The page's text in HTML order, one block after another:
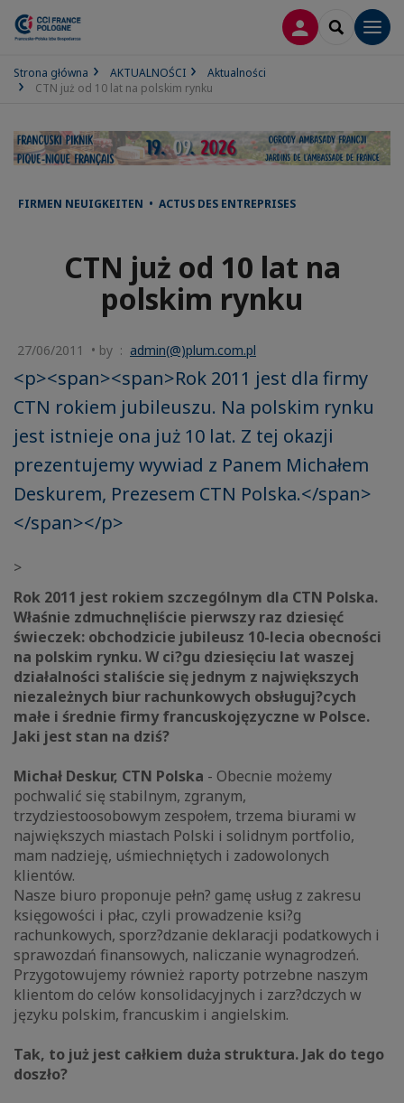
LOGOWANIE
SEARCH
Strona główna AKTUALNOŚCI
Aktualności
CTN już od 10 lat na polskim rynku
FIRMEN NEUIGKEITEN • ACTUS DES ENTREPRISES
CTN już od 10 lat na
polskim rynku
27/06/2011 • by : admin(@)plum.com.pl
<p><span><span>Rok 2011 jest dla firmy
CTN rokiem jubileuszu. Na polskim rynku
jest istnieje ona już 10 lat. Z tej okazji
prezentujemy wywiad z Panem Michałem
Deskurem, Prezesem CTN Polska.</span>
</span></p>
>
Rok 2011 jest rokiem szczególnym dla CTN Polska.
Właśnie zdmuchnęliście pierwszy raz dziesięć
świeczek: obchodzicie jubileusz 10-lecia obecności
na polskim rynku. W ci?gu dziesięciu lat waszej
działalności staliście się jednym z największych
niezależnych biur rachunkowych obsługuj?cych
małe i średnie firmy francuskojęzyczne w Polsce.
Jaki jest stan na dziś?
Michał Deskur, CTN Polska - Obecnie możemy
pochwalić się stabilnym, zgranym,
trzydziestoosobowym zespołem, trzema biurami w
największych miastach Polski i solidnym portfolio,
mam nadzieję, uśmiechniętych i zadowolonych
klientów.
Nasze biuro proponuje pełn? gamę usług z zakresu
księgowości i płac, czyli prowadzenie ksi?g
rachunkowych, sporz?dzanie deklaracji podatkowych i
sprawozdań finansowych, naliczanie wynagrodzeń.
Przygotowujemy również raporty potrzebne naszym
klientom do celów konsolidacyjnych i zarz?dczych w
języku polskim, francuskim i angielskim.
Tak, to już jest całkiem duża struktura. Jak do tego
doszło?